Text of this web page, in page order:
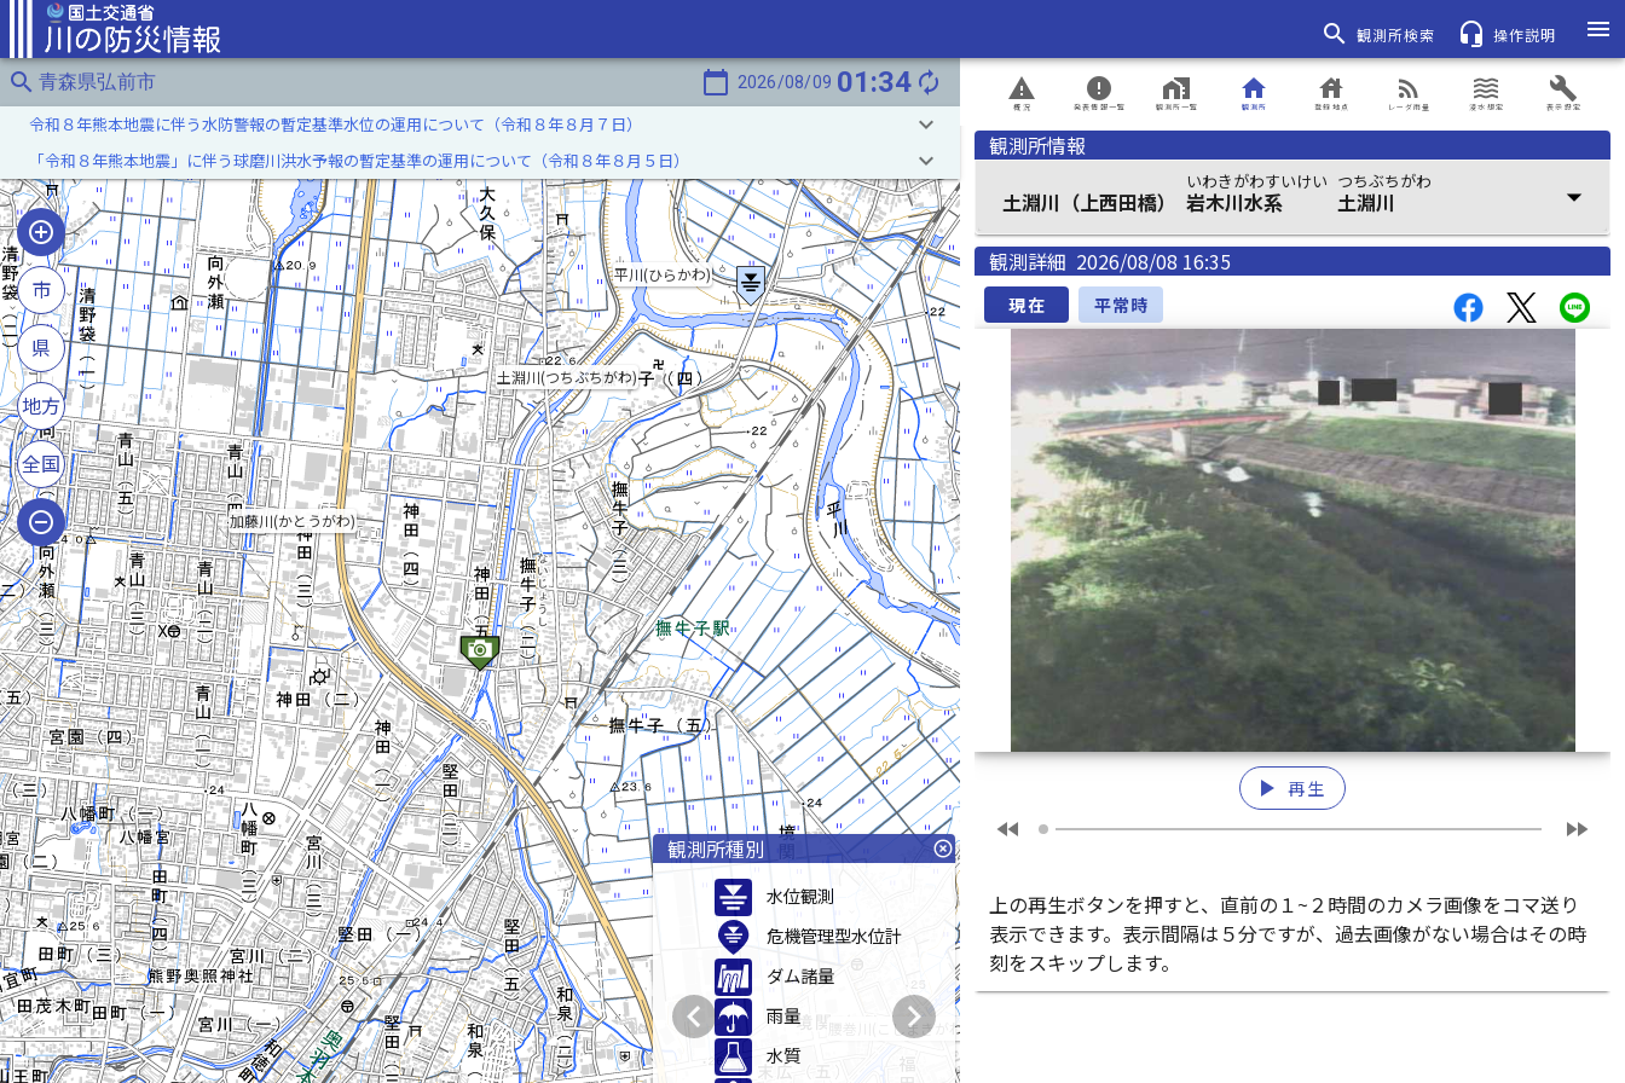
search 観測所検索 headset_mic 操作説明
menu
search 青森県弘前市 calendar_today 2026/08/09 01:34 autorenew
平川(ひらかわ)
土淵川(つちぶちがわ)
加藤川(かとうがわ)
腰巻川(こしまきがわ)
令和８年熊本地震に伴う水防警報の暫定基準水位の運用について（令和８年８月７日） keyboard_arrow_down
「令和８年熊本地震」に伴う球磨川洪水予報の暫定基準の運用について（令和８年８月５日） keyboard_arrow_down
市
県
地方
全国
観測所種別 highlight_off
水位観測
危機管理型水位計
ダム諸量
雨量
水質
chevron_left chevron_right
概況
report_problem
発表情報一覧
error
観測所一覧
home_work
観測所
home
登録地点
house
レーダ雨量
rss_feed
浸水想定
waves
表示設定
build
観測所情報
土淵川（上西田橋）
いわきがわすいけい
岩木川水系
つちぶちがわ
土淵川 arrow_drop_down
観測詳細 2026/08/08 16:35
現在 平常時
play_arrow 再生
fast_rewind fast_forward
上の再生ボタンを押すと、直前の１~２時間のカメラ画像をコマ送り
表示できます。表示間隔は５分ですが、過去画像がない場合はその時
刻をスキップします。